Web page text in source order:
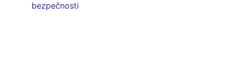
bezpečnosti